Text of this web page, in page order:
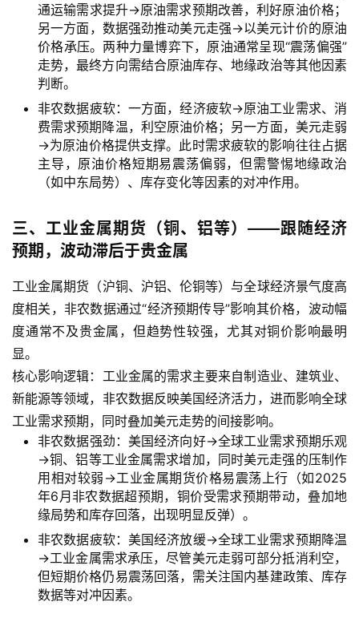
首
页
内
盘
期
货
通运输需求提升→原油需求预期改善，利好原油价格；
另一方面，数据强劲推动美元走强→以美元计价的原油
价格承压。两种力量博弈下，原油通常呈现“震荡偏强”
走势，最终方向需结合原油库存、地缘政治等其他因素
判断。
非农数据疲软：一方面，经济疲软→原油工业需求、消
费需求预期降温，利空原油价格；另一方面，美元走弱
→为原油价格提供支撑。此时需求疲软的影响往往占据
主导，原油价格短期易震荡偏弱，但需警惕地缘政治
（如中东局势）、库存变化等因素的对冲作用。
三、工业金属期货（铜、铝等）——跟随经济
预期，波动滞后于贵金属
工业金属期货（沪铜、沪铝、伦铜等）与全球经济景气度高
度相关，非农数据通过“经济预期传导”影响其价格，波动幅
度通常不及贵金属，但趋势性较强，尤其对铜价影响最明
显。
核心影响逻辑：工业金属的需求主要来自制造业、建筑业、
新能源等领域，非农数据反映美国经济活力，进而影响全球
工业需求预期，同时叠加美元走势的间接影响。
非农数据强劲：美国经济向好→全球工业需求预期乐观
→铜、铝等工业金属需求增加，同时美元走强的压制作
用相对较弱→工业金属期货价格易震荡上行（如2025
年6月非农数据超预期，铜价受需求预期带动，叠加地
缘局势和库存回落，出现明显反弹）。
非农数据疲软：美国经济放缓→全球工业需求预期降温
→工业金属需求承压，尽管美元走弱可部分抵消利空，
但短期价格仍易震荡回落，需关注国内基建政策、库存
数据等对冲因素。